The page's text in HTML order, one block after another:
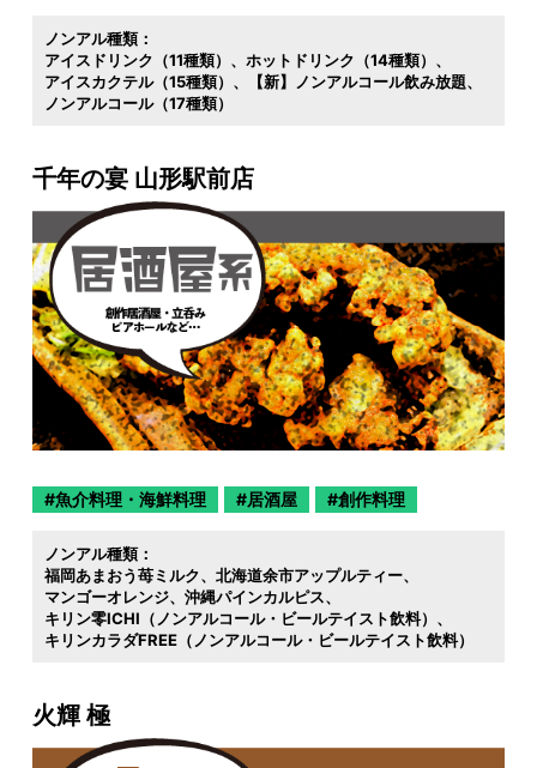
ノンアル種類：
アイスドリンク（11種類）
ホットドリンク（14種類）
アイスカクテル（15種類）
【新】ノンアルコール飲み放題
ノンアルコール（17種類）
千年の宴 山形駅前店
魚介料理・海鮮料理 居酒屋 創作料理
ノンアル種類：
福岡あまおう苺ミルク
北海道余市アップルティー
マンゴーオレンジ
沖縄パインカルピス
キリン零ICHI（ノンアルコール・ビールテイスト飲料）
キリンカラダFREE（ノンアルコール・ビールテイスト飲料）
火輝 極